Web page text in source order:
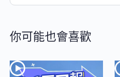
你可能也會喜歡